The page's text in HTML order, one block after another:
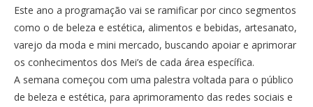
Este ano a programação vai se ramificar por cinco segmentos
como o de beleza e estética, alimentos e bebidas, artesanato,
varejo da moda e mini mercado, buscando apoiar e aprimorar
os conhecimentos dos Mei’s de cada área específica.
A semana começou com uma palestra voltada para o público
de beleza e estética, para aprimoramento das redes sociais e